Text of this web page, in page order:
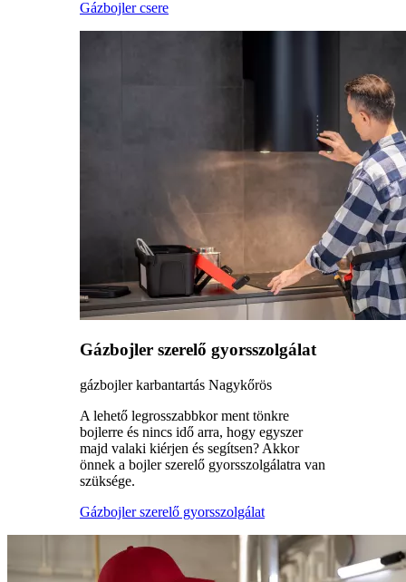
Gázbojler csere
Gázbojler szerelő gyorsszolgálat
gázbojler karbantartás Nagykőrös
A lehető legrosszabbkor ment tönkre
bojlerre és nincs idő arra, hogy egyszer
majd valaki kiérjen és segítsen? Akkor
önnek a bojler szerelő gyorsszolgálatra van
szüksége.
Gázbojler szerelő gyorsszolgálat